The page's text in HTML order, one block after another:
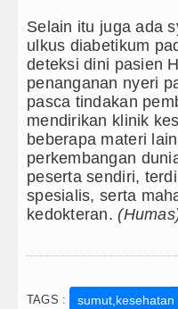
Selain itu juga ada
ulkus diabetikum
deteksi dini pasien
penanganan nyeri
pasca tindakan
mendirikan klinik
beberapa materi
perkembangan
peserta sendiri,
spesialis, serta
kedokteran.
TAGS : sumut,kesehatan